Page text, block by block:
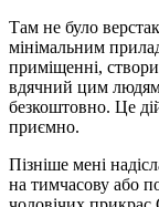
Там не було
мінімальним
приміщенні,
вдячний цим
безкоштовно. Це
приємно.
Пізніше мені
на тимчасову або